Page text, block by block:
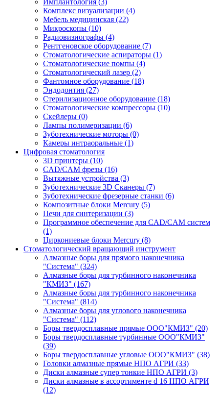
Комплекс визуализации (4)
Мебель медицинская (22)
Микроскопы (10)
Радиовизиографы (4)
Рентгеновское оборудование (7)
Стоматологические аспираторы (1)
Стоматологические помпы (4)
Стоматологический лазер (2)
Фантомное оборудование (18)
Эндодонтия (27)
Стерилизационное оборудование (18)
Стоматологические компрессоры (10)
Скейлеры (0)
Лампы полимеризации (6)
Зуботехнические моторы (0)
Камеры интраоральные (1)
Цифровая стоматология
3D принтеры (10)
CAD/CAM фрезы (16)
Вытяжные устройства (3)
Зуботехнические 3D Сканеры (7)
Зуботехнические фрезерные станки (6)
Композитные блоки Mercury (5)
Печи для синтеризации (3)
Программное обеспечение для CAD/CAM систем
(1)
Циркониевые блоки Mercury (8)
Стоматологический вращающий инструмент
Алмазные боры для прямого наконечника
"Система" (324)
Алмазные боры для турбинного наконечника
"КМИЗ" (167)
Алмазные боры для турбинного наконечника
"Система" (814)
Алмазные боры для углового наконечника
"Система" (112)
Боры твердосплавные прямые ООО"КМИЗ" (20)
Боры твердосплавные турбинные ООО"КМИЗ"
(39)
Боры твердосплавные угловые ООО"КМИЗ" (38)
Головки алмазные прямые НПО АГРИ (33)
Диски алмазные супер тонкие НПО АГРИ (3)
Диски алмазные в ассортименте d 16 НПО АГРИ
(12)